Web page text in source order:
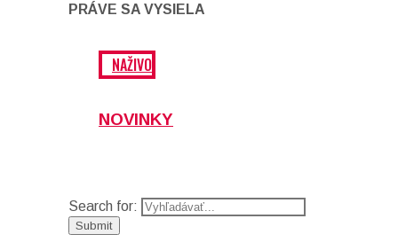
PRÁVE SA VYSIELA
NAŽIVO
NOVINKY
Search for: